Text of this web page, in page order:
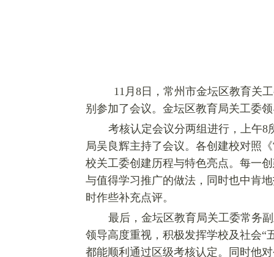
11月8日，常州市金坛区教育关
别参加了会议。金坛区教育局关工委
考核认定会议分两组进行，上午8
局吴良辉主持了会议。各创建校对照
校关工委创建历程与特色亮点。每一
与值得学习推广的做法，同时也中肯
时作些补充点评。
最后，金坛区教育局关工委常务
领导高度重视，积极发挥学校及社会“
都能顺利通过区级考核认定。同时他